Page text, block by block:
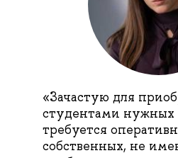
«Зачастую для
студентами
требуется
собственных, не